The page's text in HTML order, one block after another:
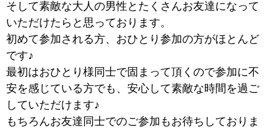
そして素敵な大人の男性とたくさんお友達になって
いただけたらと思っております。
初めて参加される方、おひとり参加の方がほとんど
です♪
最初はおひとり様同士で固まって頂くので参加に不
安を感じている方でも、安心して素敵な時間を過ご
していただけます♪
もちろんお友達同士でのご参加もお待ちしておりま